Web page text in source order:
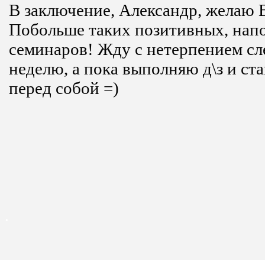
В заключение, Александр, желаю
Побольше таких позитивных,
семинаров! Жду с нетерпением
неделю, а пока выполняю д\з и
перед собой =)